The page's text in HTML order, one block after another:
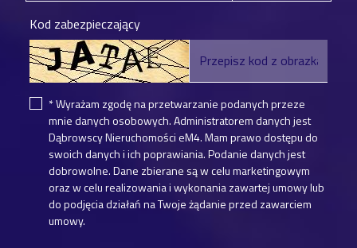
Kod zabezpieczający
* Wyrażam zgodę na przetwarzanie podanych przeze
mnie danych osobowych. Administratorem danych jest
Dąbrowscy Nieruchomości eM4. Mam prawo dostępu do
swoich danych i ich poprawiania. Podanie danych jest
dobrowolne. Dane zbierane są w celu marketingowym
oraz w celu realizowania i wykonania zawartej umowy lub
do podjęcia działań na Twoje żądanie przed zawarciem
umowy.